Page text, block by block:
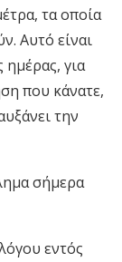
τα οποία
Αυτό είναι
για
που κάνατε,
την
σήμερα
εντός